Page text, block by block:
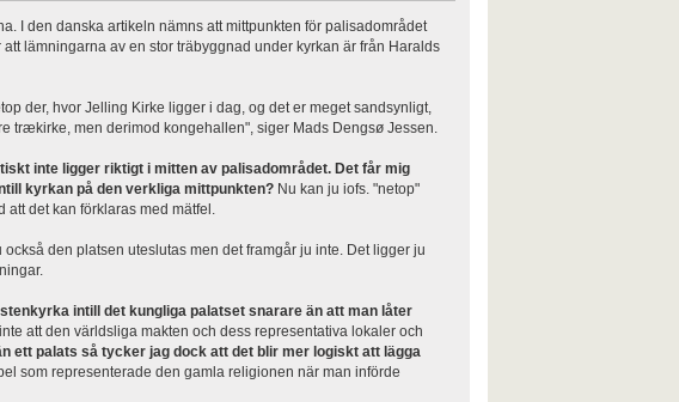
I den danska artikeln nämns att mittpunkten för palisadområdet
lämningarna av en stor träbyggnad under kyrkan är från Haralds
der, hvor Jelling Kirke ligger i dag, og det er meget sandsynligt,
men derimod kongehallen", siger Mads Dengsø Jessen.
inte ligger riktigt i mitten av palisadområdet. Det får mig
kyrkan på den verkliga mittpunkten?Nu kan ju iofs. "netop"
det kan förklaras med mätfel.
den platsen uteslutas men det framgår ju inte. Det ligger ju
intill det kungliga palatset snarare än att man låter
att den världsliga makten och dess representativa lokaler och
ett palats så tycker jag dock att det blir mer logiskt att lägga
som representerade den gamla religionen när man införde